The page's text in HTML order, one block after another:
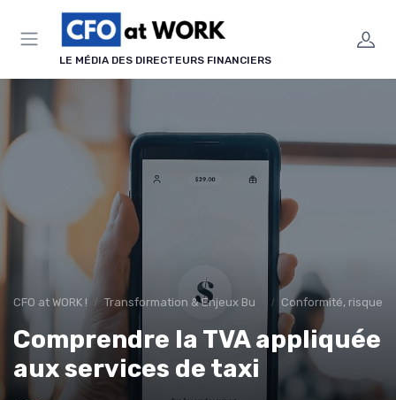
LE MÉDIA DES DIRECTEURS FINANCIERS
CFO at WORK ! Transformation & Enjeux Business Conformité, risques
Comprendre la TVA appliquée
aux services de taxi
Panneau de gestion des cookies